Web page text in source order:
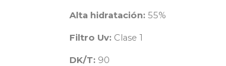
Alta hidratación: 55%
Filtro Uv: Clase 1
DK/T: 90